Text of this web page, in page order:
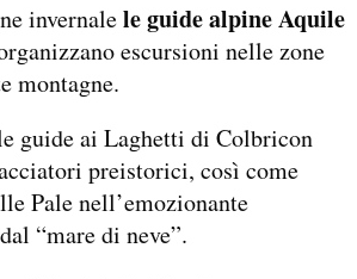
invernalele guide alpine Aquile
escursioni nelle zone
montagne.
guide ai Laghetti di Colbricon
preistorici, così come
Pale nell’emozionante
“mare di neve”.